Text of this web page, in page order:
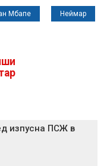
Мбапе Неймар
изпусна ПСЖ в